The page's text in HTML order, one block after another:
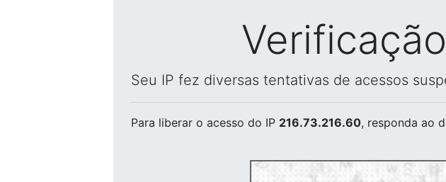
Seu IP fez diversas tentativas de acessos
Para liberar o acesso do IP 216.73.216.60, responda ao